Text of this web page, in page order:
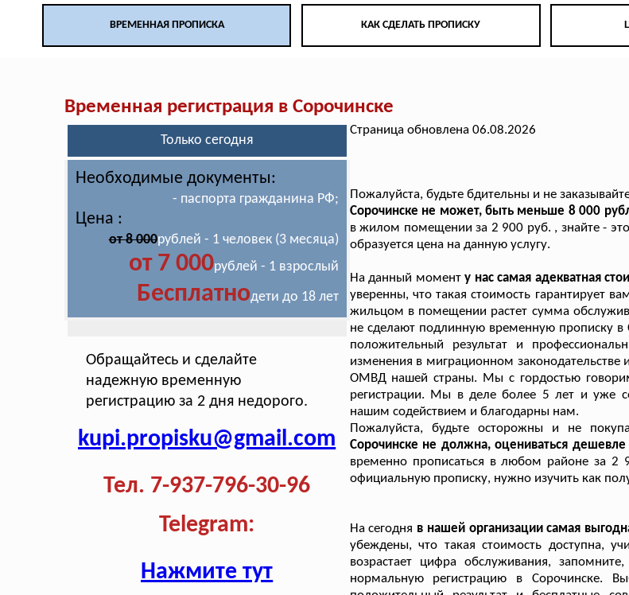
ВРЕМЕННАЯ ПРОПИСКА КАК СДЕЛАТЬ ПРОПИСКУ
Временная регистрация в Сорочинске
Только сегодня
Необходимые документы:
- паспорта гражданина РФ;
Цена :
от 8 000рублей - 1 человек (3 месяца)
от 7 000рублей - 1 взрослый
Бесплатнодети до 18 лет
Обращайтесь и сделайте
надежную временную
регистрацию за 2 дня недорого.
kupi.propisku@gmail.com
Тел. 7-937-796-30-96
Telegram:
Нажмите тут
Страница обновлена 06.08.2026
Пожалуйста, будьте бдительны и не
Сорочинске не может, быть меньше 8 000
в жилом помещении за 2 900 руб. , знайте -
образуется цена на данную услугу.
На данный моменту нас самая адекватная
уверенны, что такая стоимость гарантирует
жильцом в помещении растет сумма
не сделают подлинную временную прописку
положительный результат и
изменения в миграционном законодательстве
ОМВД нашей страны. Мы с гордостью
регистрации. Мы в деле более 5 лет и уже
нашим содействием и благодарны нам.
Пожалуйста, будьте осторожны и не
Сорочинске не должна, оцениваться
временно прописаться в любом районе за 2
официальную прописку, нужно изучить как
На сегодня в нашей организации самая
убеждены, что такая стоимость доступна,
возрастает цифра обслуживания,
нормальную регистрацию в Сорочинске.